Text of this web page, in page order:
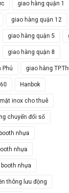
giao hàng quận 1
giao hàng quận 12
giao hàng quận 5
giao hàng quận 8
Phú giao hàng
Hanbok
inox cho thuê
chuyển đổi số
nhựa
nhựa
nhựa
thông lưu động